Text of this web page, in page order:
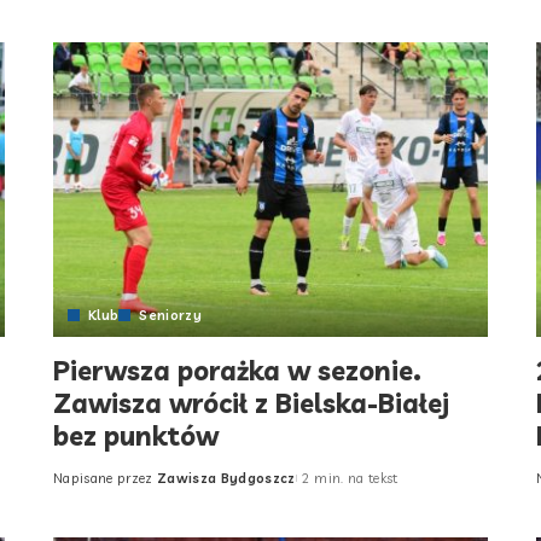
Klub Seniorzy
Pierwsza porażka w sezonie.
Zawisza wrócił z Bielska-Białej
bez punktów
Posted
Napisane przez Zawisza Bydgoszcz 2 min. na tekst